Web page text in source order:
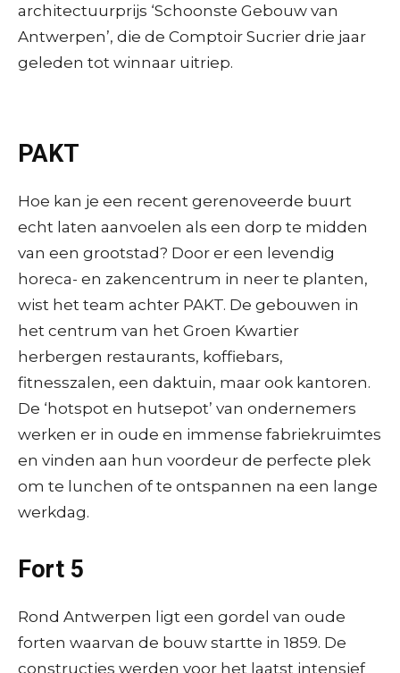
architectuurprijs ‘Schoonste Gebouw van
Antwerpen’, die de Comptoir Sucrier drie jaar
geleden tot winnaar uitriep.
PAKT
Hoe kan je een recent gerenoveerde buurt
echt laten aanvoelen als een dorp te midden
van een grootstad? Door er een levendig
horeca- en zakencentrum in neer te planten,
wist het team achter PAKT. De gebouwen in
het centrum van het Groen Kwartier
herbergen restaurants, koffiebars,
fitnesszalen, een daktuin, maar ook kantoren.
De ‘hotspot en hutsepot’ van ondernemers
werken er in oude en immense fabriek­ruimtes
en vinden aan hun voordeur de perfecte plek
om te lunchen of te ontspannen na een lange
werkdag.
Fort 5
Rond Antwerpen ligt een gordel van oude
forten waarvan de bouw startte in 1859. De
constructies werden voor het laatst intensief